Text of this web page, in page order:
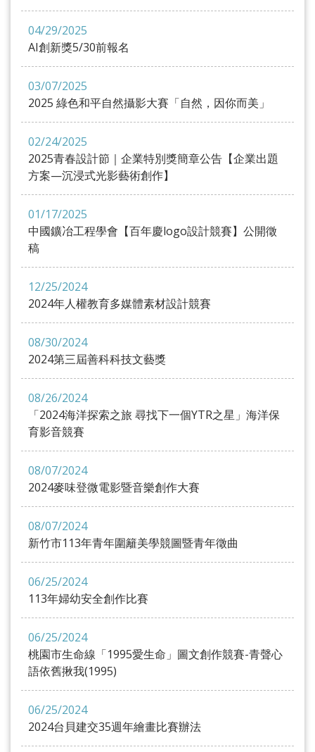
04/29/2025
AI創新獎5/30前報名
03/07/2025
2025 綠色和平自然攝影大賽「自然，因你而美」
02/24/2025
2025青春設計節｜企業特別獎簡章公告【企業出題
方案—沉浸式光影藝術創作】
01/17/2025
中國鑛冶工程學會【百年慶logo設計競賽】公開徵
稿
12/25/2024
2024年人權教育多媒體素材設計競賽
08/30/2024
2024第三屆善科科技文藝獎
08/26/2024
「2024海洋探索之旅 尋找下一個YTR之星」海洋保
育影音競賽
08/07/2024
2024麥味登微電影暨音樂創作大賽
08/07/2024
新竹市113年青年圍籬美學競圖暨青年徵曲
06/25/2024
113年婦幼安全創作比賽
06/25/2024
桃園市生命線「1995愛生命」圖文創作競賽-青聲心
語依舊揪我(1995)
06/25/2024
2024台貝建交35週年繪畫比賽辦法